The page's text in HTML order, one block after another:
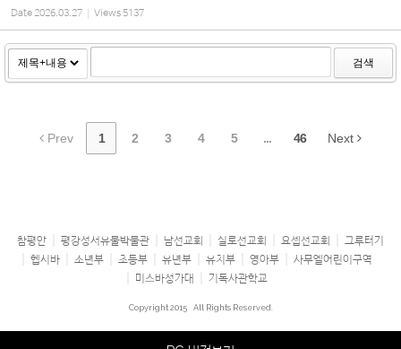
Date2026.03.27 Views 5137
검색
Prev 1 2 3 4 5 ... 46 Next
참평안 평강성서유물박물관 남선교회 실로선교회 요셉선교회
그루터기
헵시바
소년부 초등부 유년부 유치부 영아부
사무엘어린이구역
미스바성가대
기독사관학교
Copyright 2015 All Rights Reserved.